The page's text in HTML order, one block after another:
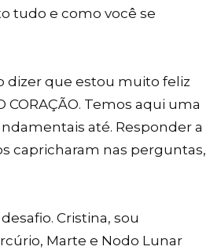
tudo e como você se
dizer que estou muito feliz
Temos aqui uma
até. Responder a
capricharam nas perguntas,
Cristina, sou
Marte e Nodo Lunar